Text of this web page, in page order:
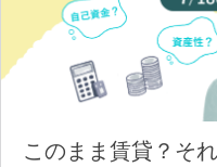
このまま賃貸？そ